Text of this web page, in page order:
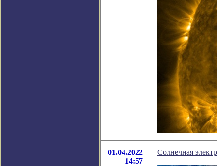
01.04.2022
14:57
Солнечная